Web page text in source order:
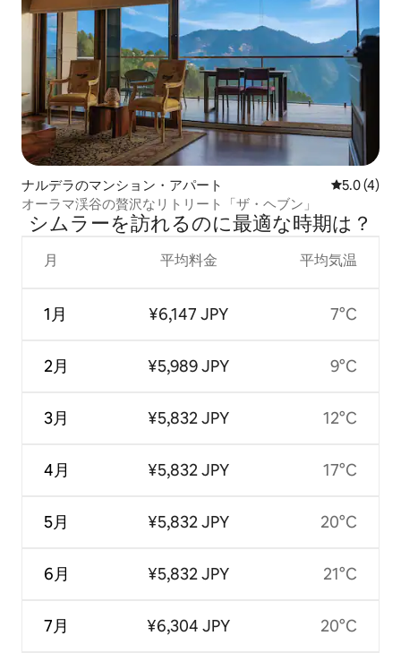
ナルデラのマンション・アパート レビュー4
5.0 (4)
オーラマ渓谷の贅沢なリトリート「ザ・ヘブン」
シムラーを訪⁠れ⁠るの⁠に最⁠適⁠な時⁠期⁠は⁠？
月
1月
2月
3月
4月
5月
6月
7月
平均料金
¥6,147 JPY
¥5,989 JPY
¥5,832 JPY
¥5,832 JPY
¥5,832 JPY
¥5,832 JPY
¥6,304 JPY
平均気温
7°C
9°C
12°C
17°C
20°C
21°C
20°C